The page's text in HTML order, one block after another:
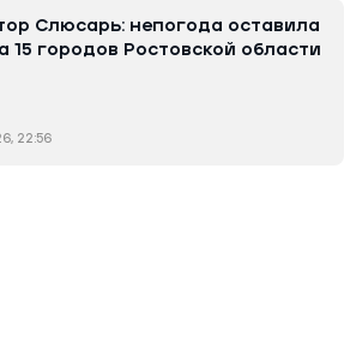
Слюсарь: непогода оставила
15 городов Ростовской области
22:56